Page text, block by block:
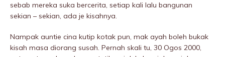
sebab mereka suka bercerita, setiap kali lalu bangunan
sekian – sekian, ada je kisahnya.
Nampak auntie cina kutip kotak pun, mak ayah boleh bukak
kisah masa diorang susah. Pernah skali tu, 30 Ogos 2000,